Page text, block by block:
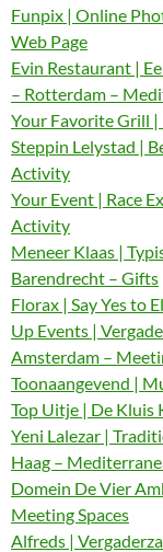
Funpix | Online
Web Page
Evin Restaurant |
– Rotterdam –
Your Favorite Grill |
Steppin Lelystad |
Activity
Your Event | Race
Activity
Meneer Klaas |
Barendrecht – Gifts
Florax | Say Yes to
Up Events |
Amsterdam –
Toonaangevend |
Top Uitje | De Kluis
Yeni Lalezar |
Haag –
Domein De Vier
Meeting Spaces
Alfreds |